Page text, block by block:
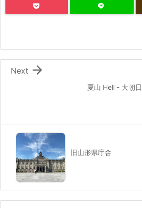
夏山 Hell - 大朝

Next
旧山形県庁舎